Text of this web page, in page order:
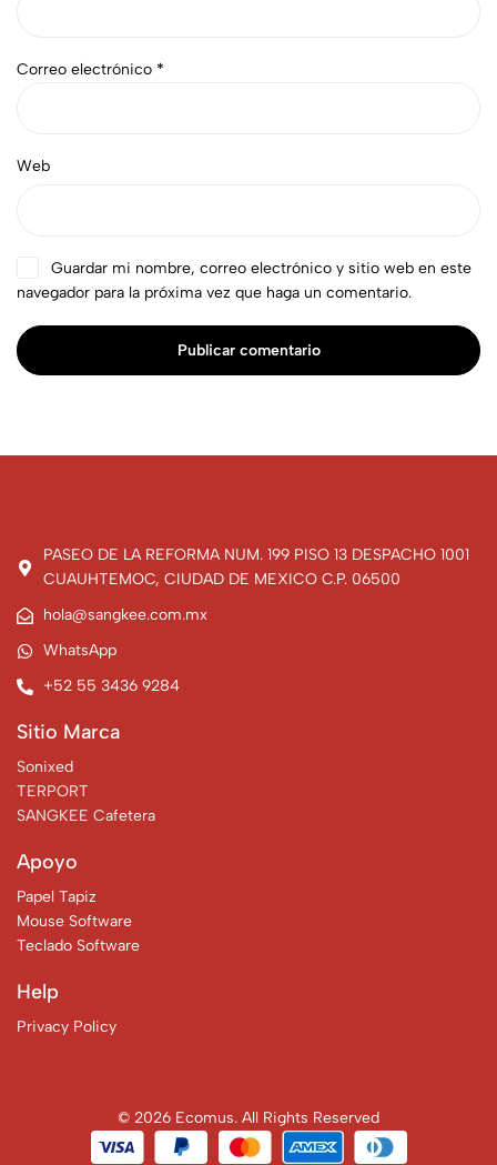
Correo electrónico *
Web
Guardar mi nombre, correo electrónico y sitio web en este
navegador para la próxima vez que haga un comentario.
Publicar comentario
PASEO DE LA REFORMA NUM. 199 PISO 13 DESPACHO 1001
CUAUHTEMOC, CIUDAD DE MEXICO C.P. 06500
hola@sangkee.com.mx
WhatsApp
+52 55 3436 9284
Sitio Marca
Sonixed
TERPORT
SANGKEE Cafetera
Apoyo
Papel Tapiz
Mouse Software
Teclado Software
Help
Privacy Policy
© 2026 Ecomus. All Rights Reserved